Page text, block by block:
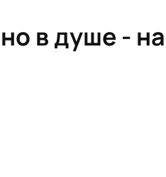
в душе -